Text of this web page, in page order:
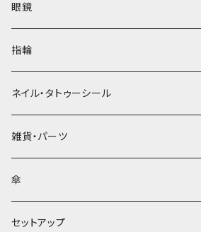
眼鏡
指輪
ネイル・タトゥーシール
雑貨・パーツ
傘
セットアップ